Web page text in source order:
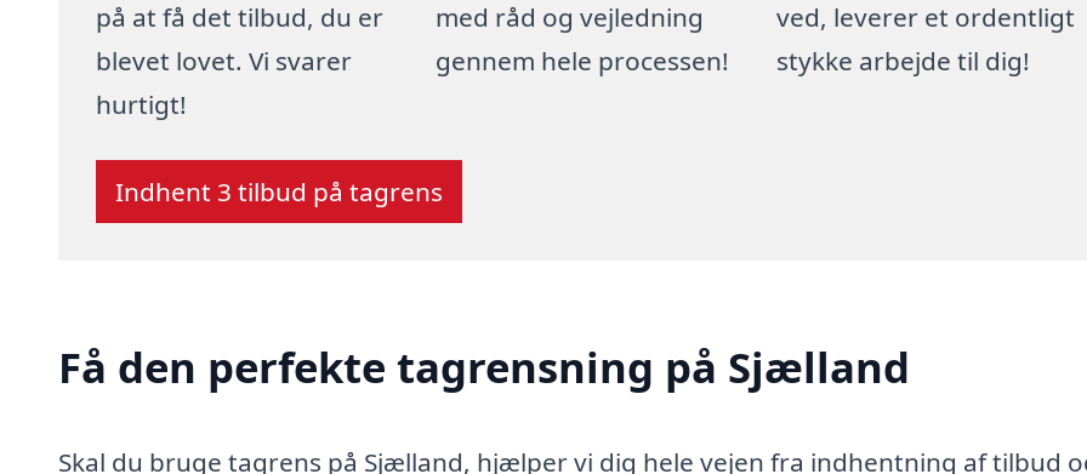
på at få det tilbud, du er
blevet lovet. Vi svarer
hurtigt!
med råd og vejledning
gennem hele processen!
ved, leverer et ordentligt
stykke arbejde til dig!
Indhent 3 tilbud på tagrens
Få den perfekte tagrensning på Sjælland
Skal du bruge tagrens på Sjælland, hjælper vi dig hele vejen fra indhentning af tilbud